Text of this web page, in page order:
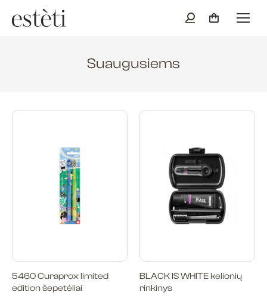
Suaugusiems
5460 Curaprox limited
edition šepetėliai
BLACK IS WHITE kelionių
rinkinys